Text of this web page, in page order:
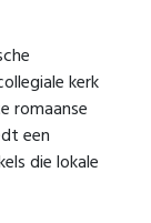
kerk
romaanse
een
die lokale